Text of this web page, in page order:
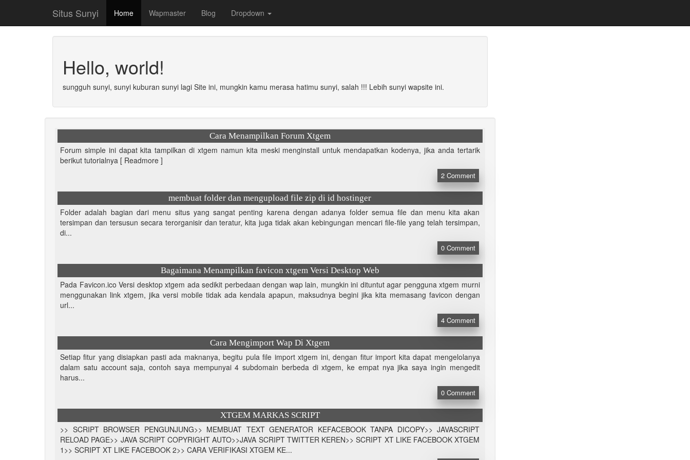
Situs Sunyi Home Wapmaster Blog Dropdown
Hello, world!
sungguh sunyi, sunyi kuburan sunyi lagi Site ini, mungkin kamu merasa hatimu sunyi, salah !!! Lebih sunyi wapsite ini.
Cara Menampilkan Forum Xtgem
Forum simple ini dapat kita tampilkan di xtgem namun kita meski menginstall untuk mendapatkan kodenya, jika anda tertarik
berikut tutorialnya [ Readmore ]
2 Comment
membuat folder dan mengupload file zip di id hostinger
Folder adalah bagian dari menu situs yang sangat penting karena dengan adanya folder semua file dan menu kita akan
tersimpan dan tersusun secara terorganisir dan teratur, kita juga tidak akan kebingungan mencari file-file yang telah tersimpan,
di...
0 Comment
Bagaimana Menampilkan favicon xtgem Versi Desktop Web
Pada Favicon.ico Versi desktop xtgem ada sedikit perbedaan dengan wap lain, mungkin ini dituntut agar pengguna xtgem murni
menggunakan link xtgem, jika versi mobile tidak ada kendala apapun, maksudnya begini jika kita memasang favicon dengan
url...
4 Comment
Cara Mengimport Wap Di Xtgem
Setiap fitur yang disiapkan pasti ada maknanya, begitu pula file import xtgem ini, dengan fitur import kita dapat mengelolanya
dalam satu account saja, contoh saya mempunyai 4 subdomain berbeda di xtgem, ke empat nya jika saya ingin mengedit
harus...
0 Comment
XTGEM MARKAS SCRIPT
>> SCRIPT BROWSER PENGUNJUNG>> MEMBUAT TEXT GENERATOR KEFACEBOOK TANPA DICOPY>> JAVASCRIPT
RELOAD PAGE>> JAVA SCRIPT COPYRIGHT AUTO>>JAVA SCRIPT TWITTER KEREN>> SCRIPT XT LIKE FACEBOOK XTGEM
1>> SCRIPT XT LIKE FACEBOOK 2>> CARA VERIFIKASI XTGEM KE...